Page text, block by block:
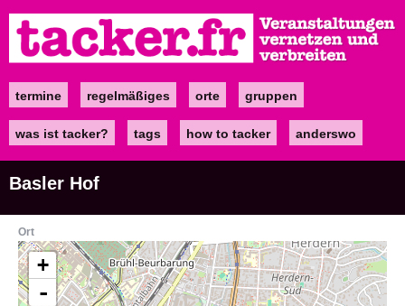
zum
Inhalt
Maintermine regelmäßiges orte gruppen
was ist tacker? tags how to tacker anderswo
Basler Hof
Ort
+
-